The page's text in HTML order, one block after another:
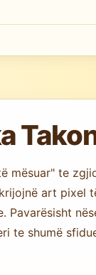
mësuar" te
art pixel
Pavarësisht
te shumë